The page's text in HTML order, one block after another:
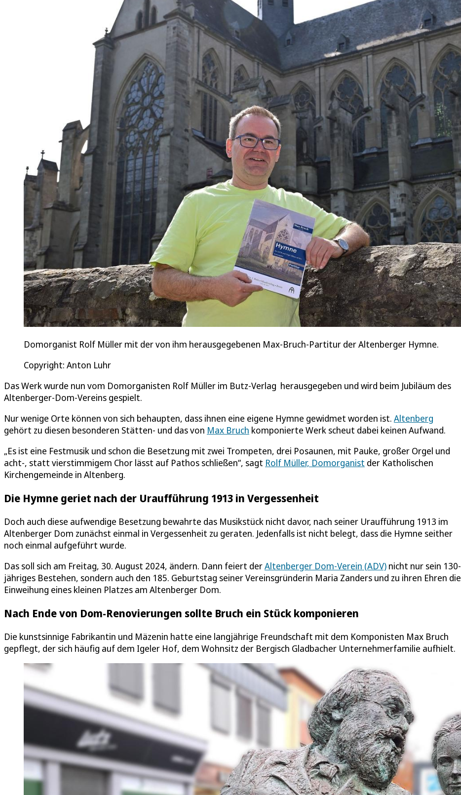
Domorganist Rolf Müller mit der von ihm herausgegebenen Max-Bruch-Partitur der Altenberger Hymne.
Copyright: Anton Luhr
Das Werk wurde nun vom Domorganisten Rolf Müller im Butz-Verlag herausgegeben und wird beim Jubiläum des
Altenberger-Dom-Vereins gespielt.
Nur wenige Orte können von sich behaupten, dass ihnen eine eigene Hymne gewidmet worden ist. Altenberg
gehört zu diesen besonderen Stätten- und das von Max Bruch komponierte Werk scheut dabei keinen Aufwand.
„Es ist eine Festmusik und schon die Besetzung mit zwei Trompeten, drei Posaunen, mit Pauke, großer Orgel und
acht-, statt vierstimmigem Chor lässt auf Pathos schließen“, sagt Rolf Müller, Domorganist der Katholischen
Kirchengemeinde in Altenberg.
Die Hymne geriet nach der Uraufführung 1913 in Vergessenheit
Doch auch diese aufwendige Besetzung bewahrte das Musikstück nicht davor, nach seiner Uraufführung 1913 im
Altenberger Dom zunächst einmal in Vergessenheit zu geraten. Jedenfalls ist nicht belegt, dass die Hymne seither
noch einmal aufgeführt wurde.
Das soll sich am Freitag, 30. August 2024, ändern. Dann feiert derAltenberger Dom-Verein (ADV) nicht nur sein 130-
jähriges Bestehen, sondern auch den 185. Geburtstag seiner Vereinsgründerin Maria Zanders und zu ihren Ehren die
Einweihung eines kleinen Platzes am Altenberger Dom.
Nach Ende von Dom-Renovierungen sollte Bruch ein Stück komponieren
Die kunstsinnige Fabrikantin und Mäzenin hatte eine langjährige Freundschaft mit dem Komponisten Max Bruch
gepflegt, der sich häufig auf dem Igeler Hof, dem Wohnsitz der Bergisch Gladbacher Unternehmerfamilie aufhielt.